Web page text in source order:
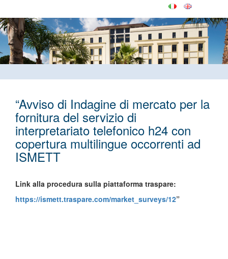
“Avviso di Indagine di mercato per la
fornitura del servizio di
interpretariato telefonico h24 con
copertura multilingue occorrenti ad
ISMETT
Link alla procedura sulla piattaforma traspare:
https://ismett.traspare.com/market_surveys/12”